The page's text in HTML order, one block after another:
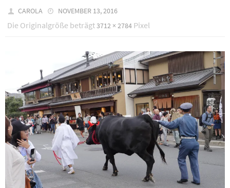
CAROLA NOVEMBER 13, 2016
Die Originalgröße beträgt3712 × 2784 Pixel